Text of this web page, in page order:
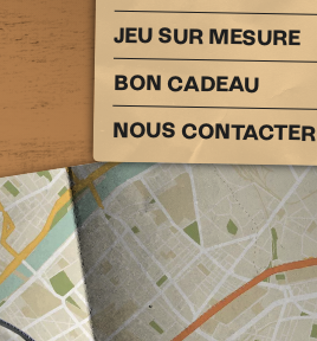
JEU SUR MESURE
BON CADEAU
NOUS CONTACTER